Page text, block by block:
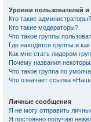
Уровни пользователей
Кто такие администраторы?
Кто такие модераторы?
Что такое группы
Где находятся группы и
Как мне стать лидером
Почему названия
Что такое группа по
Что означает ссылка
Личные сообщения
Я не могу отправить
Я постоянно получаю